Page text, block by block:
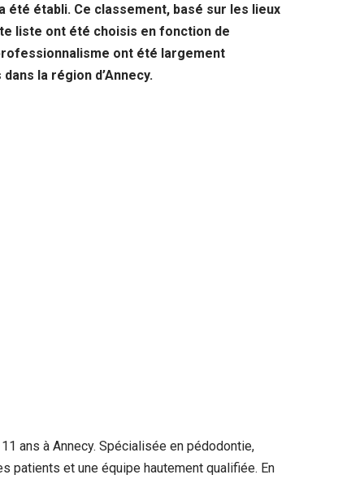
été établi. Ce classement, basé sur les lieux
liste ont été choisis en fonction de
ont été largement
la région d’Annecy.
ans à Annecy. Spécialisée en pédodontie,
patients et une équipe hautement qualifiée. En